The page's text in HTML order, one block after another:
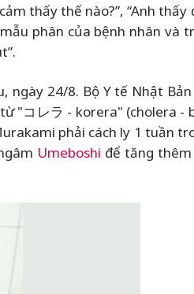
thấy thế nào?”, “Anh thấy
phân của bệnh nhân và
ngày 24/8. Bộ Y tế Nhật
"コレラ - korera" (cholera -
phải cách ly 1 tuần
Umeboshi để tăng thêm